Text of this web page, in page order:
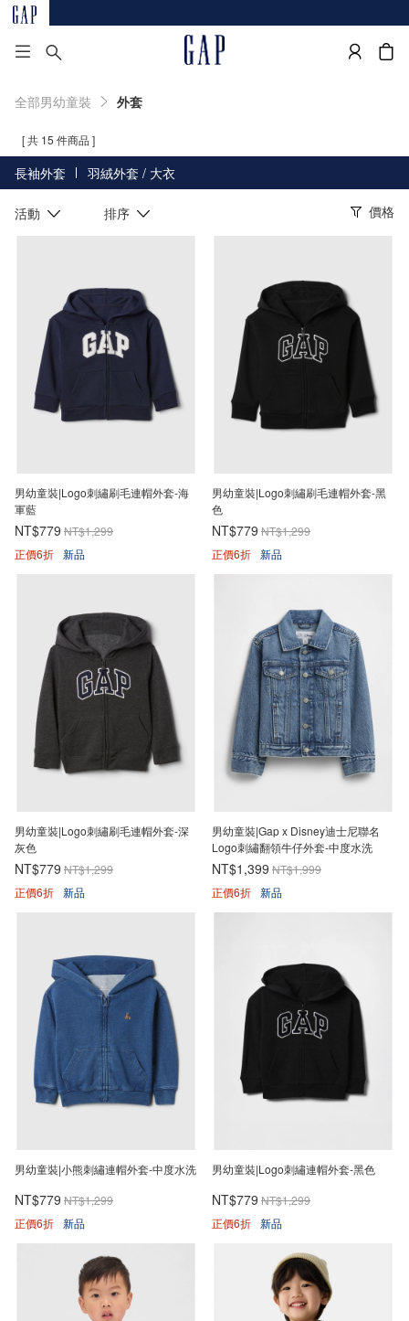
全部男幼童裝 外套
[ 共 15 件商品 ]
長袖外套 羽絨外套 / 大衣
活動 排序 價格
男幼童裝|Logo刺繡刷毛連帽外套-海
軍藍
NT$779 NT$1,299
正價6折 新品
男幼童裝|Logo刺繡刷毛連帽外套-黑
色
NT$779 NT$1,299
正價6折 新品
男幼童裝|Logo刺繡刷毛連帽外套-深
灰色
NT$779 NT$1,299
正價6折 新品
男幼童裝|Gap x Disney迪士尼聯名
Logo刺繡翻領牛仔外套-中度水洗
NT$1,399 NT$1,999
正價6折 新品
男幼童裝|小熊刺繡連帽外套-中度水洗
NT$779 NT$1,299
正價6折 新品
男幼童裝|Logo刺繡連帽外套-黑色
NT$779 NT$1,299
正價6折 新品